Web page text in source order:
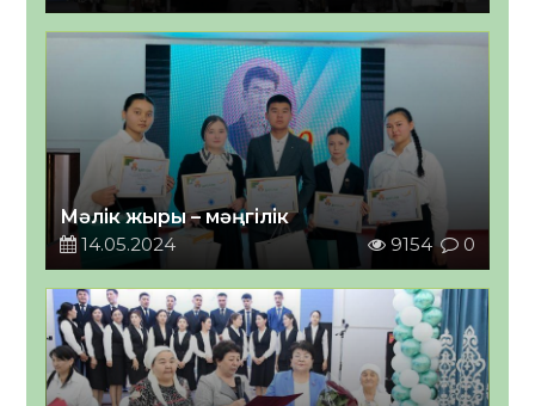
Мәлік жыры – мәңгілік
14.05.2024
9154 0